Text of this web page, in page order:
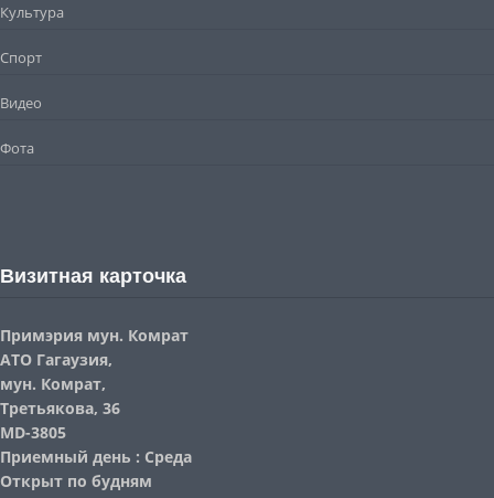
Культура
Спорт
Видео
Фота
Визитная карточка
Примэрия мун. Комрат
АТО Гагаузия,
мун. Комрат,
Третьякова, 36
MD-3805
Приемный день : Среда
Открыт по будням